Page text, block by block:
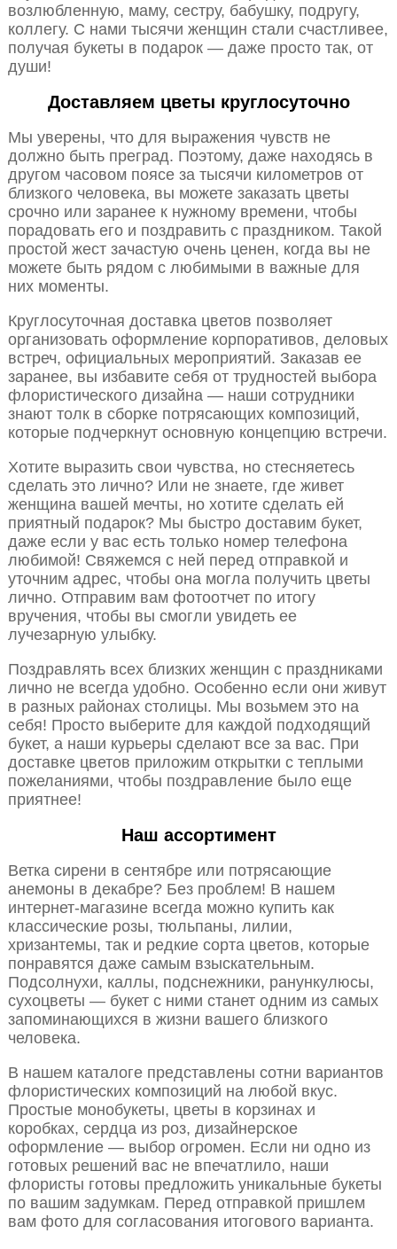
возлюбленную, маму, сестру, бабушку, подругу,
коллегу. С нами тысячи женщин стали счастливее,
получая букеты в подарок — даже просто так, от
души!
Доставляем цветы круглосуточно
Мы уверены, что для выражения чувств не
должно быть преград. Поэтому, даже находясь в
другом часовом поясе за тысячи километров от
близкого человека, вы можете заказать цветы
срочно или заранее к нужному времени, чтобы
порадовать его и поздравить с праздником. Такой
простой жест зачастую очень ценен, когда вы не
можете быть рядом с любимыми в важные для
них моменты.
Круглосуточная доставка цветов позволяет
организовать оформление корпоративов, деловых
встреч, официальных мероприятий. Заказав ее
заранее, вы избавите себя от трудностей выбора
флористического дизайна — наши сотрудники
знают толк в сборке потрясающих композиций,
которые подчеркнут основную концепцию встречи.
Хотите выразить свои чувства, но стесняетесь
сделать это лично? Или не знаете, где живет
женщина вашей мечты, но хотите сделать ей
приятный подарок? Мы быстро доставим букет,
даже если у вас есть только номер телефона
любимой! Свяжемся с ней перед отправкой и
уточним адрес, чтобы она могла получить цветы
лично. Отправим вам фотоотчет по итогу
вручения, чтобы вы смогли увидеть ее
лучезарную улыбку.
Поздравлять всех близких женщин с праздниками
лично не всегда удобно. Особенно если они живут
в разных районах столицы. Мы возьмем это на
себя! Просто выберите для каждой подходящий
букет, а наши курьеры сделают все за вас. При
доставке цветов приложим открытки с теплыми
пожеланиями, чтобы поздравление было еще
приятнее!
Наш ассортимент
Ветка сирени в сентябре или потрясающие
анемоны в декабре? Без проблем! В нашем
интернет-магазине всегда можно купить как
классические розы, тюльпаны, лилии,
хризантемы, так и редкие сорта цветов, которые
понравятся даже самым взыскательным.
Подсолнухи, каллы, подснежники, ранункулюсы,
сухоцветы — букет с ними станет одним из самых
запоминающихся в жизни вашего близкого
человека.
В нашем каталоге представлены сотни вариантов
флористических композиций на любой вкус.
Простые монобукеты, цветы в корзинах и
коробках, сердца из роз, дизайнерское
оформление — выбор огромен. Если ни одно из
готовых решений вас не впечатлило, наши
флористы готовы предложить уникальные букеты
по вашим задумкам. Перед отправкой пришлем
вам фото для согласования итогового варианта.